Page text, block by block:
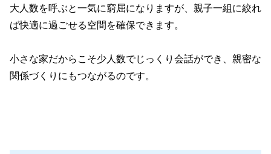
大人数を呼ぶと一気に窮屈になりますが、親子一組に絞れ
ば快適に過ごせる空間を確保できます。
小さな家だからこそ少人数でじっくり会話ができ、親密な
関係づくりにもつながるのです。